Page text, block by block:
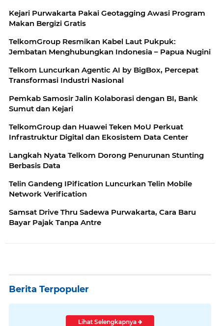
Kejari Purwakarta Pakai Geotagging Awasi Program
Makan Bergizi Gratis
TelkomGroup Resmikan Kabel Laut Pukpuk:
Jembatan Menghubungkan Indonesia – Papua Nugini
Telkom Luncurkan Agentic AI by BigBox, Percepat
Transformasi Industri Nasional
Pemkab Samosir Jalin Kolaborasi dengan BI, Bank
Sumut dan Kejari
TelkomGroup dan Huawei Teken MoU Perkuat
Infrastruktur Digital dan Ekosistem Data Center
Langkah Nyata Telkom Dorong Penurunan Stunting
Berbasis Data
Telin Gandeng IPification Luncurkan Telin Mobile
Network Verification
Samsat Drive Thru Sadewa Purwakarta, Cara Baru
Bayar Pajak Tanpa Antre
Berita Terpopuler
Lihat Selengkapnya